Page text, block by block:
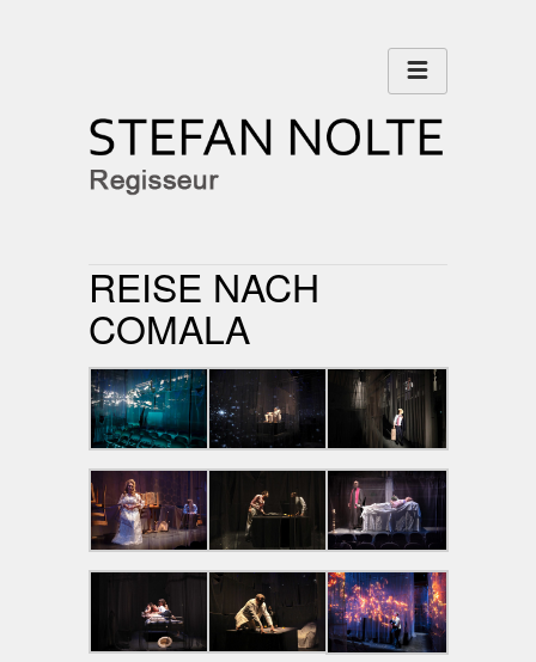
REISE NACH
COMALA